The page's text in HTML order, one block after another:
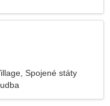
Spojené státy